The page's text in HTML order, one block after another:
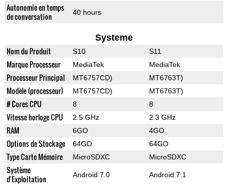
Autonomie en temps
de conversation
40 hours
Systeme
Nom du Produit S10 S11
Marque Processeur MediaTek MediaTek
Processeur Principal MT6757CD) MT6763T)
Modèle (processeur) MT6757CD) MT6763T)
# Cores CPU 8 8
Vitesse horloge CPU 2.5 GHz 2.3 GHz
RAM 6GO 4GO
Options de Stockage 64GO 64GO
Type Carte Mémoire MicroSDXC MicroSDXC
Système
d'Exploitation
Android 7.0 Android 7.1